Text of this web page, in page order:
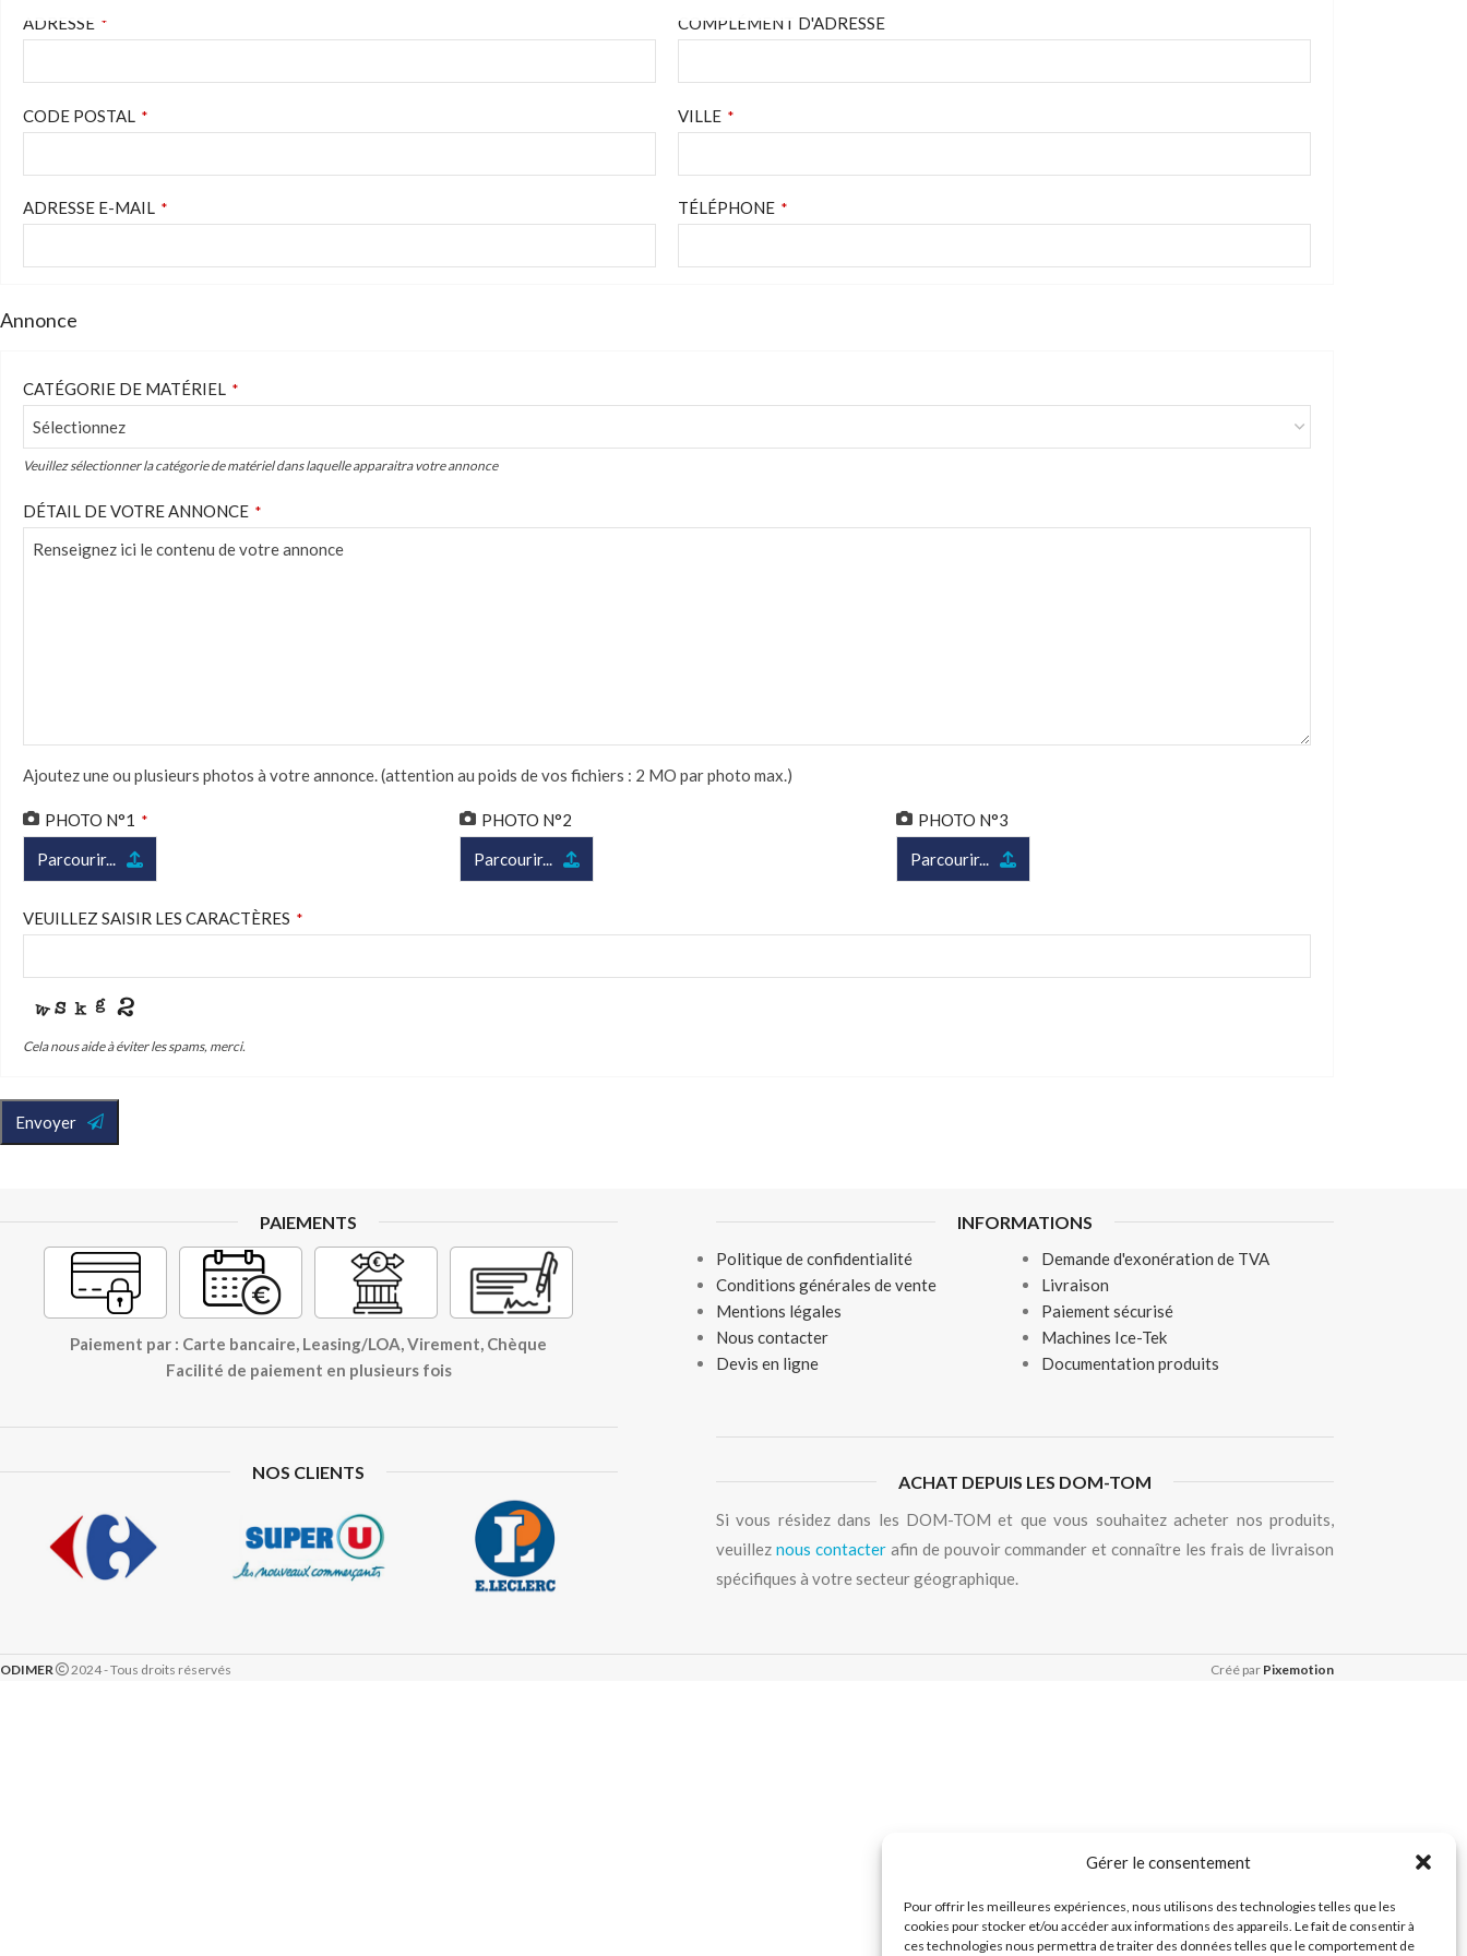
Gérer le consentement
Pour offrir les meilleures expériences, nous utilisons des technologies telles que les
cookies pour stocker et/ou accéder aux informations des appareils. Le fait de consentir à
ces technologies nous permettra de traiter des données telles que le comportement de
ADRESSE * COMPLÉMENT D'ADRESSE
CODE POSTAL * VILLE *
ADRESSE E-MAIL * TÉLÉPHONE *
Annonce
CATÉGORIE DE MATÉRIEL *
Veuillez sélectionner la catégorie de matériel dans laquelle apparaitra votre annonce
DÉTAIL DE VOTRE ANNONCE *
Ajoutez une ou plusieurs photos à votre annonce. (attention au poids de vos fichiers : 2 MO par photo max.)
PHOTO N°1 *
Parcourir...
PHOTO N°2
Parcourir...
PHOTO N°3
Parcourir...
VEUILLEZ SAISIR LES CARACTÈRES *
Cela nous aide à éviter les spams, merci.
Envoyer
PAIEMENTS
Paiement par : Carte bancaire, Leasing/LOA, Virement, Chèque
Facilité de paiement en plusieurs fois
NOS CLIENTS
INFORMATIONS
Politique de confidentialité
Conditions générales de vente
Mentions légales
Nous contacter
Devis en ligne
Demande d'exonération de TVA
Livraison
Paiement sécurisé
Machines Ice-Tek
Documentation produits
ACHAT DEPUIS LES DOM-TOM
Si vous résidez dans les DOM-TOM et que vous souhaitez acheter nos produits,
veuillez nous contacterafin de pouvoir commander et connaître les frais de livraison
spécifiques à votre secteur géographique.
ODIMER 2024 - Tous droits réservés Créé par Pixemotion